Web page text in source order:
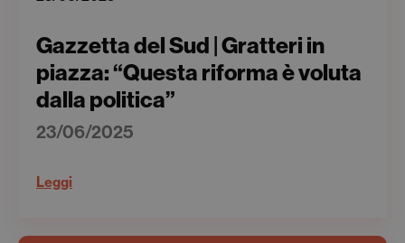
Gazzetta del Sud | Gratteri in
piazza: “Questa riforma è voluta
dalla politica”
23/06/2025
Leggi